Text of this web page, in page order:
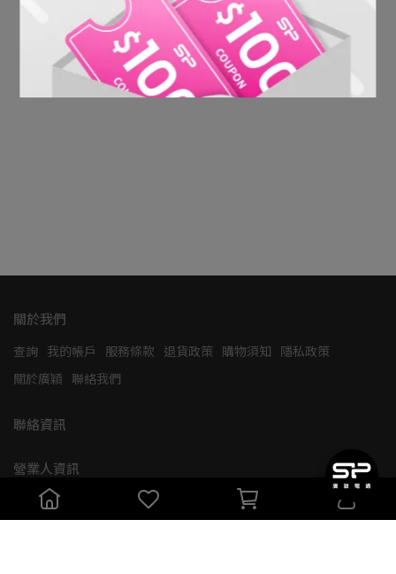
關於我們
查詢 我的帳戶 服務條款 退貨政策 購物須知 隱私政策
關於廣穎 聯絡我們
聯絡資訊
營業人資訊
廣穎電通股份有限公司   統一編號: 80161908